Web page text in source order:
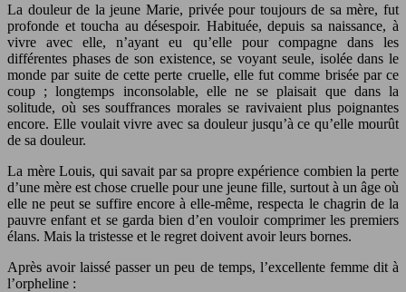
La douleur de la jeune Marie, privée pour toujours de sa mère, fut
profonde et toucha au désespoir. Habituée, depuis sa naissance, à
vivre avec elle, n’ayant eu qu’elle pour compagne dans les
différentes phases de son existence, se voyant seule, isolée dans le
monde par suite de cette perte cruelle, elle fut comme brisée par ce
coup ; longtemps inconsolable, elle ne se plaisait que dans la
solitude, où ses souffrances morales se ravivaient plus poignantes
encore. Elle voulait vivre avec sa douleur jusqu’à ce qu’elle mourût
de sa douleur.
La mère Louis, qui savait par sa propre expérience combien la perte
d’une mère est chose cruelle pour une jeune fille, surtout à un âge où
elle ne peut se suffire encore à elle-même, respecta le chagrin de la
pauvre enfant et se garda bien d’en vouloir comprimer les premiers
élans. Mais la tristesse et le regret doivent avoir leurs bornes.
Après avoir laissé passer un peu de temps, l’excellente femme dit à
l’orpheline :